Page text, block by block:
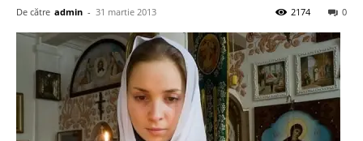
De către admin - 31 martie 2013 0
2174